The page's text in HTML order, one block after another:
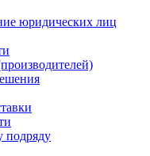
юридических лиц
подряду